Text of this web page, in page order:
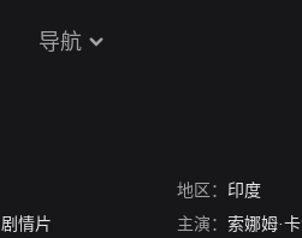
导航
地区： 印度
剧情片 主演： 索娜姆·